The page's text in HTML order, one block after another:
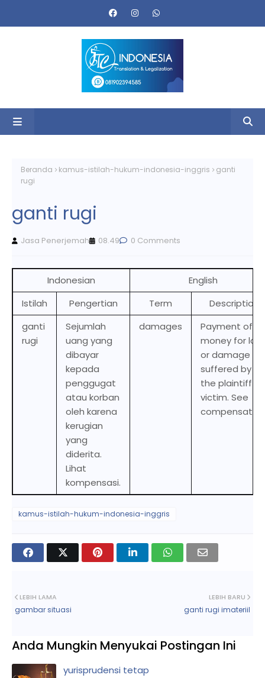
Beranda kamus-istilah-hukum-indonesia-inggris
ganti
rugi
ganti rugi
Jasa Penerjemah 08.49 0 Comments
Indonesian
English
Istilah
Pengertian Term
Description
ganti
rugi
Sejumlah
uang yang
dibayar
kepada
penggugat
atau korban
oleh karena
kerugian
yang
diderita.
Lihat
kompensasi.
damages
Payment of
money for loss
or damage
suffered by
the plaintiff or
victim. See
kamus-istilah-hukum-indonesia-inggris
LEBIH BARU
ganti rugi imateriil
LEBIH LAMA
gambar situasi
Anda Mungkin Menyukai Postingan Ini
yurisprudensi tetap